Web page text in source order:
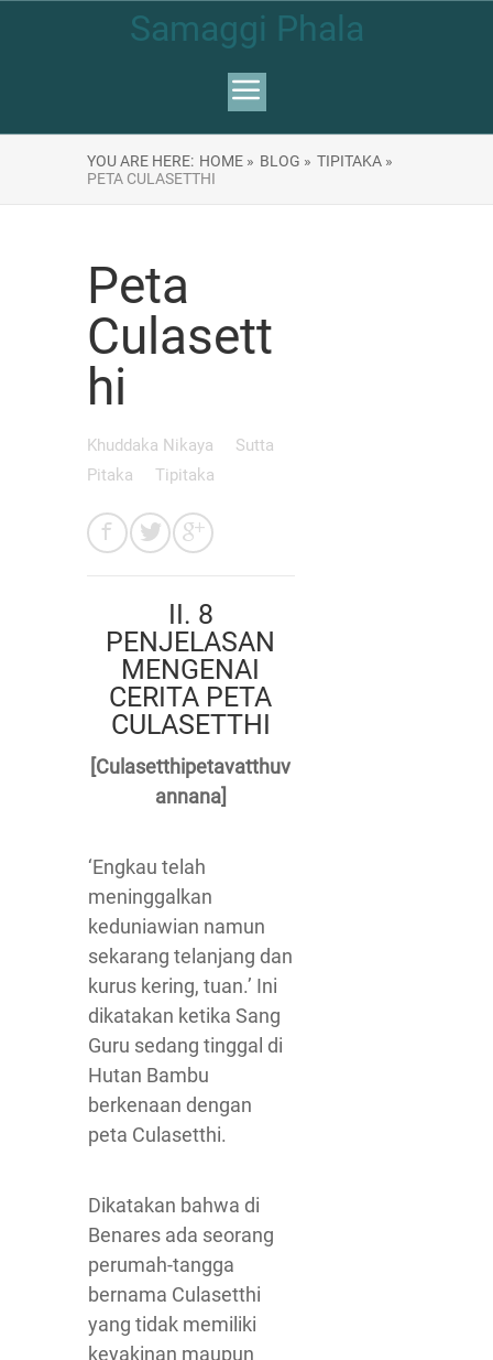
Samaggi Phala
YOU ARE HERE: HOME » BLOG » TIPITAKA »
PETA CULASETTHI
Peta
Culasett
hi
Khuddaka Nikaya
Sutta
Pitaka
Tipitaka
II. 8
PENJELASAN
MENGENAI
CERITA PETA
CULASETTHI
[Culasetthipetavatthuv
annana]
‘Engkau telah
meninggalkan
keduniawian namun
sekarang telanjang dan
kurus kering, tuan.’ Ini
dikatakan ketika Sang
Guru sedang tinggal di
Hutan Bambu
berkenaan dengan
peta Culasetthi.
Dikatakan bahwa di
Benares ada seorang
perumah-tangga
bernama Culasetthi
yang tidak memiliki
keyakinan maupun